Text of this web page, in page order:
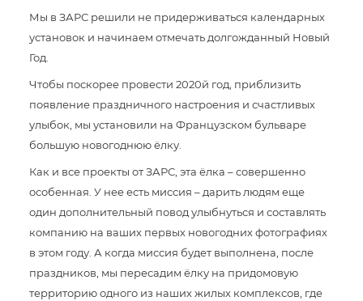
Мы в ЗАРС решили не придерживаться календарных
установок и начинаем отмечать долгожданный Новый
Год.
Чтобы поскорее провести 2020й год, приблизить
появление праздничного настроения и счастливых
улыбок, мы установили на Французском бульваре
большую новогоднюю ёлку.
Как и все проекты от ЗАРС, эта ёлка – совершенно
особенная. У нее есть миссия – дарить людям еще
один дополнительный повод улыбнуться и составлять
компанию на ваших первых новогодних фотографиях
в этом году. А когда миссия будет выполнена, после
праздников, мы пересадим ёлку на придомовую
территорию одного из наших жилых комплексов, где